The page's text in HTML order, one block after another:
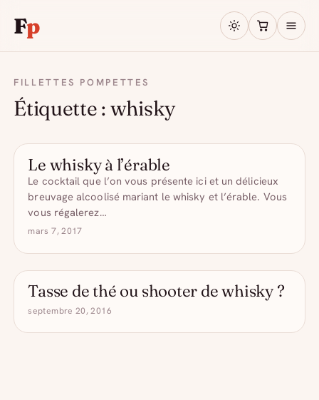
Fp
FILLETTES POMPETTES
Étiquette : whisky
LES COCKTAILS POMPETTES
Le whisky à l’érable
Le cocktail que l’on vous présente ici et un délicieux
breuvage alcoolisé mariant le whisky et l’érable. Vous
vous régalerez…
mars 7, 2017
Tasse de thé ou shooter de whisky ?
septembre 20, 2016